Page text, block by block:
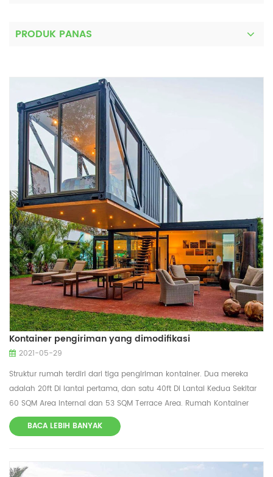
PRODUK PANAS
Kontainer pengiriman yang dimodifikasi
2021-05-29
Struktur rumah terdiri dari tiga pengiriman kontainer. Dua mereka
adalah 20ft Di lantai pertama, dan satu 40ft Di Lantai Kedua Sekitar
60 SQM Area Internal dan 53 SQM Terrace Area. Rumah Kontainer
Pengiriman Termasuk Aula Masuk, Ruang Tamu, Dapur-Makan
Kamar dan kamar mandi tamu di lantai pertama, sementara di
mandi. Elemen interior yang terbuat dari bahan daur ulang Kami
BACA LEBIH BANYAK